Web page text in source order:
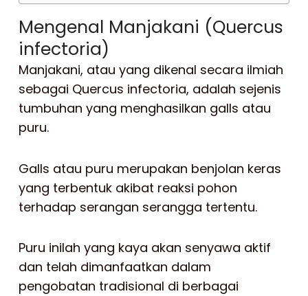
Mengenal Manjakani (Quercus
infectoria)
Manjakani, atau yang dikenal secara ilmiah
sebagai Quercus infectoria, adalah sejenis
tumbuhan yang menghasilkan galls atau
puru.
Galls atau puru merupakan benjolan keras
yang terbentuk akibat reaksi pohon
terhadap serangan serangga tertentu.
Puru inilah yang kaya akan senyawa aktif
dan telah dimanfaatkan dalam
pengobatan tradisional di berbagai